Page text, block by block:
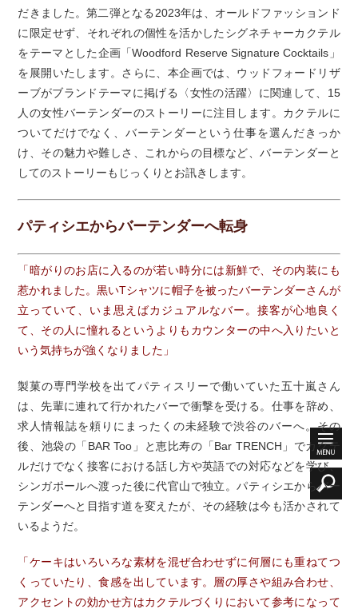
だきました。第二弾となる2023年は、オールドファッションド
に限定せず、それぞれの個性を活かしたシグネチャーカクテル
をテーマとした企画「Woodford Reserve Signature Cocktails」
を展開いたします。さらに、本企画では、ウッドフォードリザ
ーブがブランドテーマに掲げる〈女性の活躍〉に関連して、15
人の女性バーテンダーのストーリーに注目します。カクテルに
ついてだけでなく、バーテンダーという仕事を選んだきっか
け、その魅力や難しさ、これからの目標など、バーテンダーと
してのストーリーもじっくりとお訊きします。
パティシエからバーテンダーへ転身
「暗がりのお店に入るのが若い時分には新鮮で、その内装にも
惹かれました。黒いTシャツに帽子を被ったバーテンダーさんが
立っていて、いま思えばカジュアルなバー。接客が心地良く
て、その人に憧れるというよりもカウンターの中へ入りたいと
いう気持ちが強くなりました」
製菓の専門学校を出てパティスリーで働いていた五十嵐さん
は、先輩に連れて行かれたバーで衝撃を受ける。仕事を辞め、
求人情報誌を頼りにまったくの未経験で渋谷のバーへ。その
後、池袋の「BAR Too」と恵比寿の「Bar TRENCH」でカクテ
ルだけでなく接客における話し方や英語での対応などを学び、
シンガポールへ渡った後に代官山で独立。パティシエからバー
テンダーへと目指す道を変えたが、その経験は今も活かされて
いるようだ。
「ケーキはいろいろな素材を混ぜ合わせずに何層にも重ねてつ
くっていたり、食感を出しています。層の厚さや組み合わせ、
アクセントの効かせ方はカクテルづくりにおいて参考になって